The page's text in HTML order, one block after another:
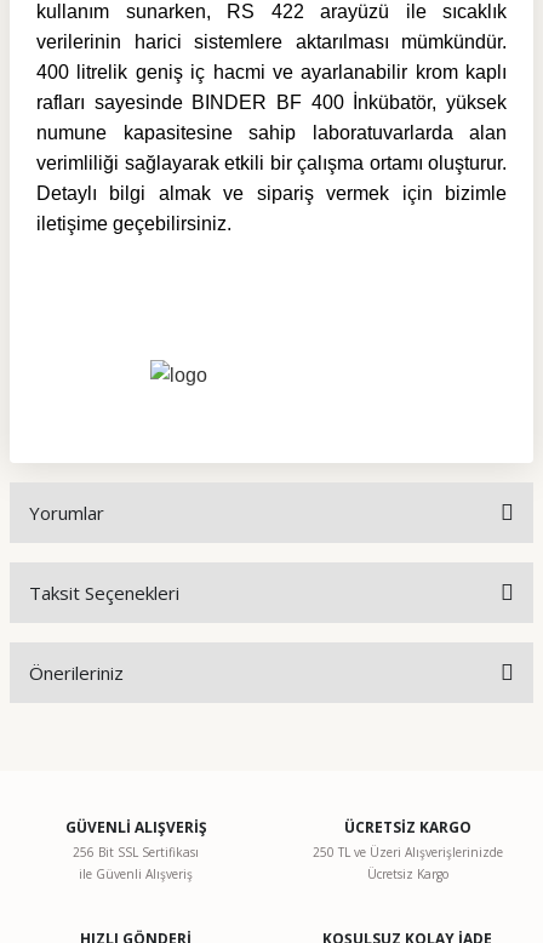
kullanım sunarken, RS 422 arayüzü ile sıcaklık
verilerinin harici sistemlere aktarılması mümkündür.
400 litrelik geniş iç hacmi ve ayarlanabilir krom kaplı
rafları sayesinde BINDER BF 400 İnkübatör, yüksek
numune kapasitesine sahip laboratuvarlarda alan
verimliliği sağlayarak etkili bir çalışma ortamı oluşturur.
Detaylı bilgi almak ve sipariş vermek için bizimle
iletişime geçebilirsiniz.
Yorumlar
Taksit Seçenekleri
Önerileriniz
Görüş ve önerileriniz için teşekkür ederiz.
Ürün resmi kalitesiz, bozuk veya görüntülenemiyor.
GÜVENLİ ALIŞVERİŞ
256 Bit SSL Sertifikası
ile Güvenli Alışveriş
ÜCRETSİZ KARGO
250 TL ve Üzeri Alışverişlerinizde
Ücretsiz Kargo
HIZLI GÖNDERİ KOŞULSUZ KOLAY İADE